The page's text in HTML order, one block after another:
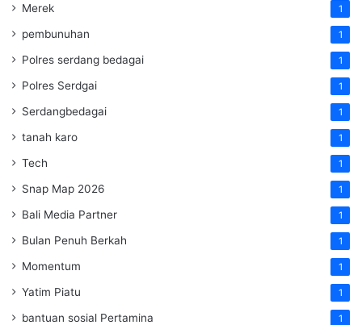
Merek 1
pembunuhan 1
Polres serdang bedagai 1
Polres Serdgai 1
Serdangbedagai 1
tanah karo 1
Tech 1
Snap Map 2026 1
Bali Media Partner 1
Bulan Penuh Berkah 1
Momentum 1
Yatim Piatu 1
bantuan sosial Pertamina 1